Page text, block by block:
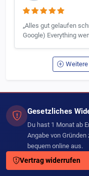
„Alles gut gelaufen
Google) Everything
Gesetzliches
Du hast 1 Monat ab
Angabe von
bequem online aus.
Vertrag widerrufen